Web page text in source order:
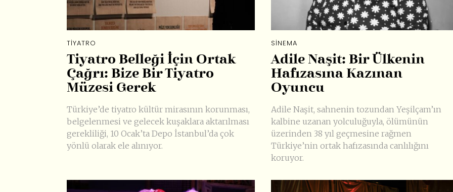
TIYATRO
Tiyatro Belleği İçin Ortak
Çağrı: Bize Bir Tiyatro
Müzesi Gerek
Türkiye’de tiyatro kültür mirasının korunması,
belgelenmesi ve gelecek kuşaklara aktarılması
gerekliliği, 10 Ocak’ta Depo İstanbul’da çok
yönlü olarak ele alınıyor.
SINEMA
Adile Naşit: Bir Ülkenin
Hafızasına Kazınan
Oyuncu
Adile Naşit, sahnenin tozundan Yeşilçam’ın
kalbine uzanan yolculuğuyla, ölümünün
üzerinden 38 yıl geçmesine rağmen
Türkiye’nin ortak hafızasında canlılığını
koruyor.